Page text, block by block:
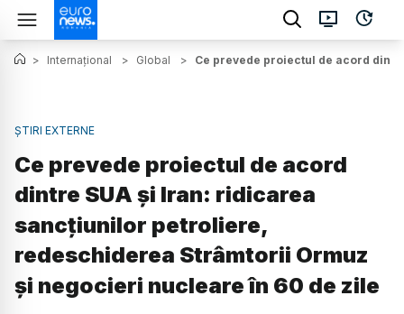
> Internațional > Global > Ce prevede proiectul de acord
ȘTIRI EXTERNE
Ce prevede proiectul de acord
dintre SUA și Iran: ridicarea
sancțiunilor petroliere,
redeschiderea Strâmtorii Ormuz
și negocieri nucleare în 60 de zile